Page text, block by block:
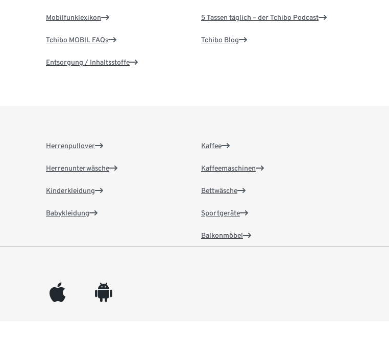
Mobilfunklexikon
Tchibo MOBIL FAQs
Entsorgung / Inhaltsstoffe
5 Tassen täglich – der Tchibo Podcast
Tchibo Blog
Herrenpullover
Herrenunterwäsche
Kinderkleidung
Babykleidung
Kaffee
Kaffeemaschinen
Bettwäsche
Sportgeräte
Balkonmöbel
appleinc android